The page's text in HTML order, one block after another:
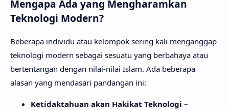
Mengapa Ada yang Mengharamkan
Teknologi Modern?
Beberapa individu atau kelompok sering kali menganggap
teknologi modern sebagai sesuatu yang berbahaya atau
bertentangan dengan nilai-nilai Islam. Ada beberapa
alasan yang mendasari pandangan ini:
Ketidaktahuan akan Hakikat Teknologi –